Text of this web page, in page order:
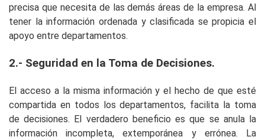
precisa que necesita de las demás áreas de la empresa. Al
tener la información ordenada y clasificada se propicia el
apoyo entre departamentos.
2.- Seguridad en la Toma de Decisiones.
El acceso a la misma información y el hecho de que esté
compartida en todos los departamentos, facilita la toma
de decisiones. El verdadero beneficio es que se anula la
información incompleta, extemporánea y errónea. La